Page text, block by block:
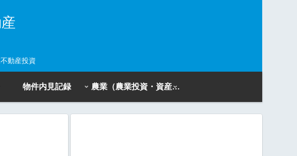
動産投資
物件内見記録 農業（農業投資・資産活用）